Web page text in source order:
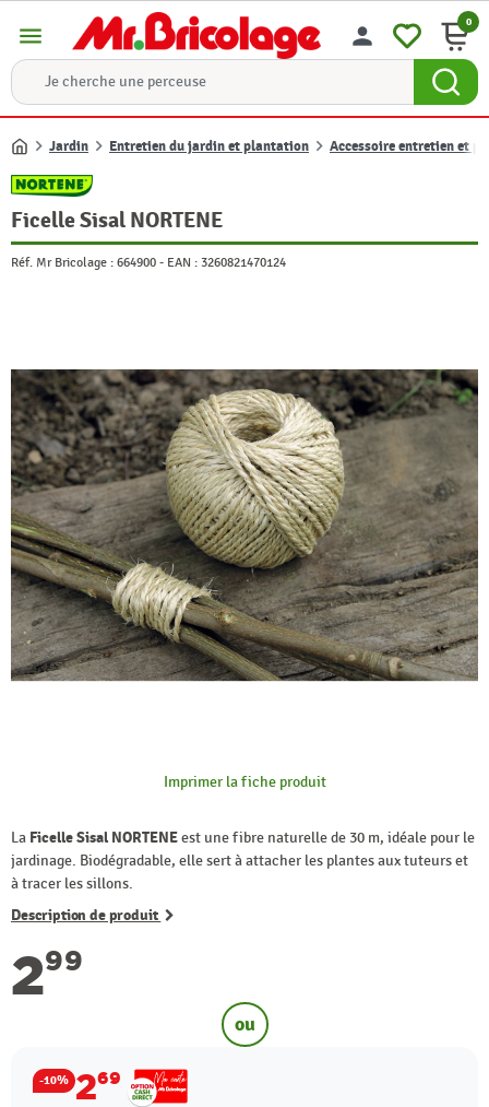
menu person 0
Accueil
Jardin Entretien du jardin et plantation Accessoire entretien et
Ficelle Sisal NORTENE
Réf. Mr Bricolage : 664900 - EAN : 3260821470124
Imprimer la fiche produit
La Ficelle Sisal NORTENEest une fibre naturelle de 30 m, idéale pour le
jardinage. Biodégradable, elle sert à attacher les plantes aux tuteurs et
à tracer les sillons.
Description de produit
299
ou
-10% 269